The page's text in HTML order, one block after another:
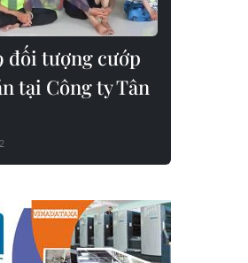
đối tượng cướp
tại Công ty Tân